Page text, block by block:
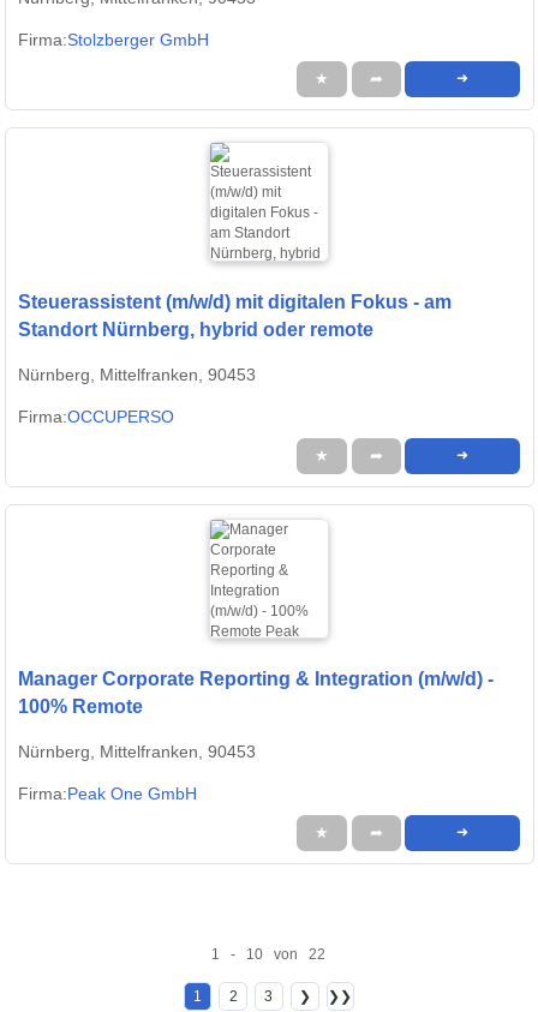
Firma:Stolzberger GmbH
★ ➦ ➜
Steuerassistent (m/w/d) mit digitalen Fokus - am
Standort Nürnberg, hybrid oder remote
Nürnberg, Mittelfranken, 90453
Firma:OCCUPERSO
★ ➦ ➜
Manager Corporate Reporting & Integration (m/w/d) -
100% Remote
Nürnberg, Mittelfranken, 90453
Firma:Peak One GmbH
★ ➦ ➜
1 - 10 von 22
1 2 3 ❯ ❯❯